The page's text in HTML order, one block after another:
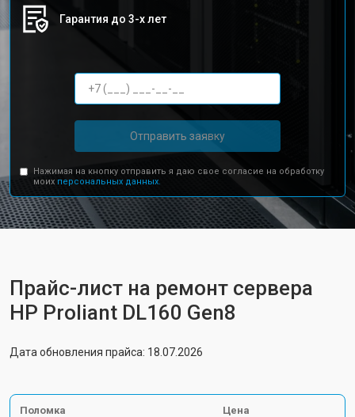
Гарантия до 3-х лет
Отправить заявку
Нажимая на кнопку отправить я даю свое согласие на обработку
моих персональных данных.
Прайс-лист на ремонт сервера
HP Proliant DL160 Gen8
Дата обновления прайса: 18.07.2026
Поломка Цена